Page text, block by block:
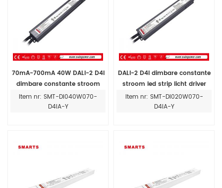
70mA-700mA 40W DALI-2 D4I
dimbare constante stroom
LED-drivervoeding voor buiten
Item nr: SMT-DI040W070-
D4IA-Y
DALI-2 D4I dimbare constante
stroom led strip licht driver
voeding 70MA-700MA
Item nr: SMT-DI020W070-
D4IA-Y